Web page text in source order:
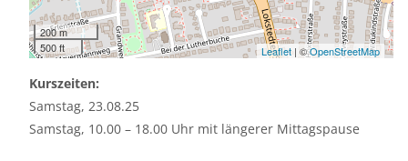
200 m
500 ft
Leaflet | ©OpenStreetMap
Kurszeiten:
Samstag, 23.08.25
Samstag, 10.00 – 18.00 Uhr mit längerer Mittagspause